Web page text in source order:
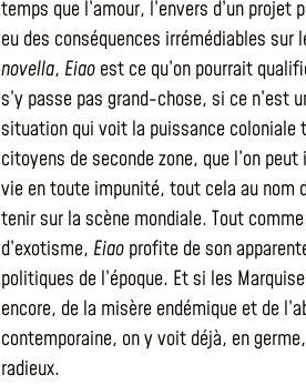
temps que l’amour, l’envers d’un
eu des conséquences irrémédiables sur
novella, Eiao est ce qu’on pourrait
s’y passe pas grand-chose, si ce n’est
situation qui voit la puissance coloniale
citoyens de seconde zone, que l’on
vie en toute impunité, tout cela au nom
tenir sur la scène mondiale. Tout comme
d’exotisme, Eiao profite de son
politiques de l’époque. Et si les
encore, de la misère endémique et de
contemporaine, on y voit déjà, en
radieux.